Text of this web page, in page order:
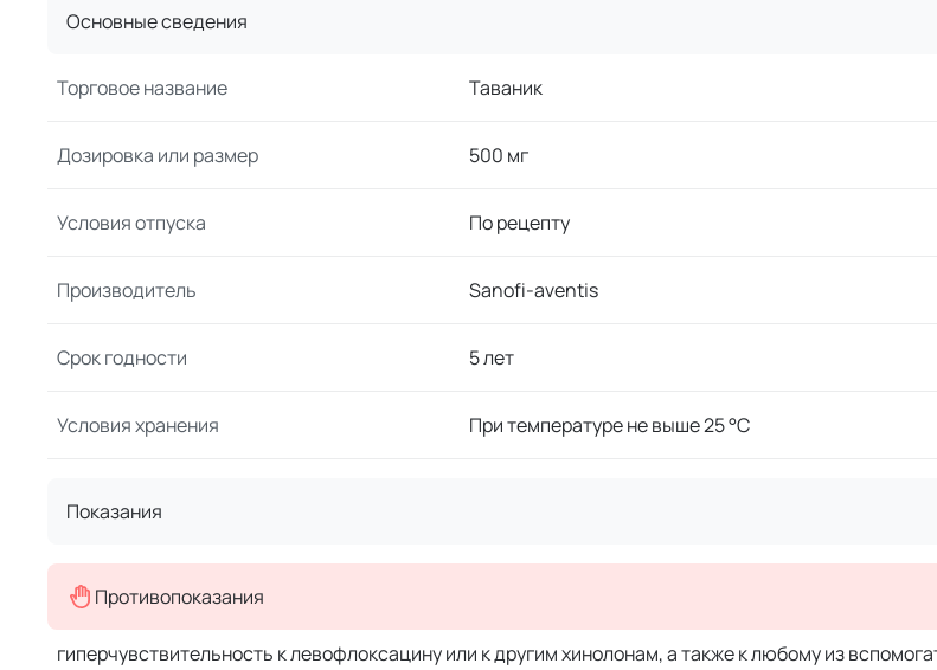
Основные сведения
Торговое название Таваник
Дозировка или размер 500 мг
Условия отпуска По рецепту
Производитель Sanofi-aventis
Срок годности 5 лет
Условия хранения При температуре не выше 25 °C
Показания
Противопоказания
гиперчувствительность к левофлоксацину или к другим хинолонам, а также к любому из